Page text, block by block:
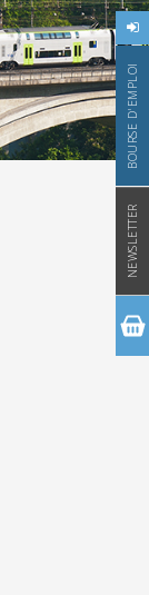
BOURSE D'EMPLOI
NEWSLETTER